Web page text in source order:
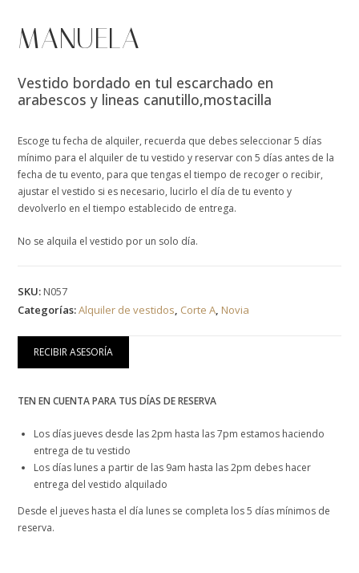
MANUELA
Vestido bordado en tul escarchado en
arabescos y lineas canutillo,mostacilla
Escoge tu fecha de alquiler, recuerda que debes seleccionar 5 días
mínimo para el alquiler de tu vestido y reservar con 5 días antes de la
fecha de tu evento, para que tengas el tiempo de recoger o recibir,
ajustar el vestido si es necesario, lucirlo el día de tu evento y
devolverlo en el tiempo establecido de entrega.
No se alquila el vestido por un solo día.
SKU:N057
Categorías:Alquiler de vestidos, Corte A, Novia
RECIBIR ASESORÍA
TEN EN CUENTA PARA TUS DÍAS DE RESERVA
Los días jueves desde las 2pm hasta las 7pm estamos haciendo
entrega de tu vestido
Los días lunes a partir de las 9am hasta las 2pm debes hacer
entrega del vestido alquilado
Desde el jueves hasta el día lunes se completa los 5 días mínimos de
reserva.